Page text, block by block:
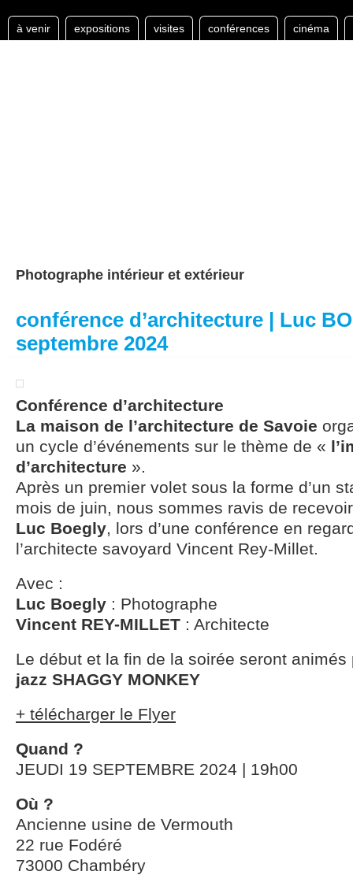
à venir expositions visites conférences cinéma
Photographe intérieur et extérieur
conférence d’architecture | Luc
septembre 2024
Conférence d’architecture
La maison de l’architecture de Savoie
un cycle d’événements sur le thème de «
d’architecture ».
Après un premier volet sous la forme d’un
mois de juin, nous sommes ravis de
Luc Boegly, lors d’une conférence en
l’architecte savoyard Vincent Rey-Millet.
Avec :
Luc Boegly : Photographe
Vincent REY-MILLET : Architecte
Le début et la fin de la soirée seront
jazz SHAGGY MONKEY
+ télécharger le Flyer
Quand ?
JEUDI 19 SEPTEMBRE 2024 | 19h00
Où ?
Ancienne usine de Vermouth
22 rue Fodéré
73000 Chambéry